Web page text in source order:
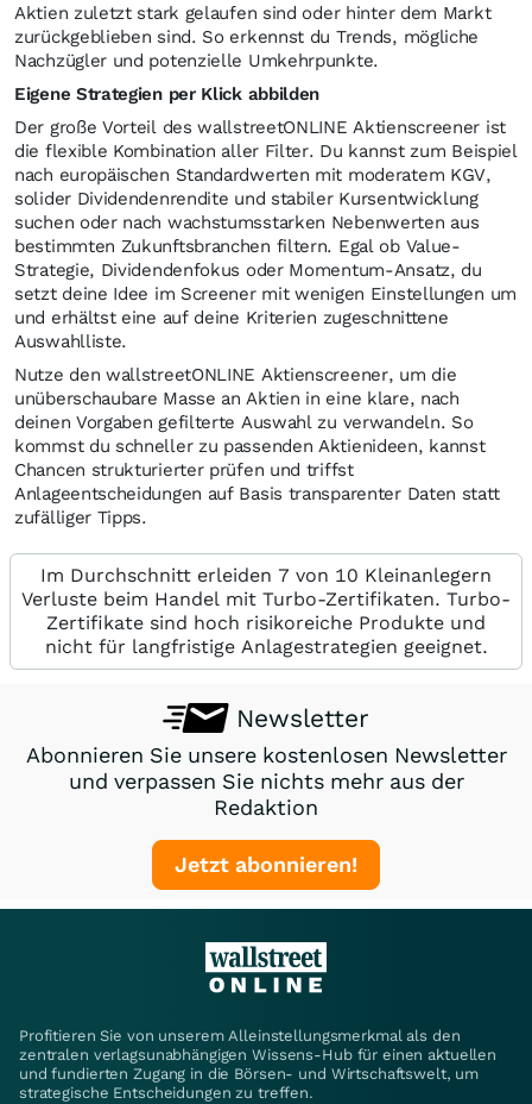
Aktien zuletzt stark gelaufen sind oder hinter dem Markt
zurückgeblieben sind. So erkennst du Trends, mögliche
Nachzügler und potenzielle Umkehrpunkte.
Eigene Strategien per Klick abbilden
Der große Vorteil des wallstreetONLINE Aktienscreener ist
die flexible Kombination aller Filter. Du kannst zum Beispiel
nach europäischen Standardwerten mit moderatem KGV,
solider Dividendenrendite und stabiler Kursentwicklung
suchen oder nach wachstumsstarken Nebenwerten aus
bestimmten Zukunftsbranchen filtern. Egal ob Value-
Strategie, Dividendenfokus oder Momentum-Ansatz, du
setzt deine Idee im Screener mit wenigen Einstellungen um
und erhältst eine auf deine Kriterien zugeschnittene
Auswahlliste.
Nutze den wallstreetONLINE Aktienscreener, um die
unüberschaubare Masse an Aktien in eine klare, nach
deinen Vorgaben gefilterte Auswahl zu verwandeln. So
kommst du schneller zu passenden Aktienideen, kannst
Chancen strukturierter prüfen und triffst
Anlageentscheidungen auf Basis transparenter Daten statt
zufälliger Tipps.
Im Durchschnitt erleiden 7 von 10 Kleinanlegern
Verluste beim Handel mit Turbo-Zertifikaten. Turbo-
Zertifikate sind hoch risikoreiche Produkte und
nicht für langfristige Anlagestrategien geeignet.
Newsletter
Abonnieren Sie unsere kostenlosen Newsletter
und verpassen Sie nichts mehr aus der
Redaktion
Jetzt abonnieren!
Profitieren Sie von unserem Alleinstellungsmerkmal als den
zentralen verlagsunabhängigen Wissens-Hub für einen aktuellen
und fundierten Zugang in die Börsen- und Wirtschaftswelt, um
strategische Entscheidungen zu treffen.